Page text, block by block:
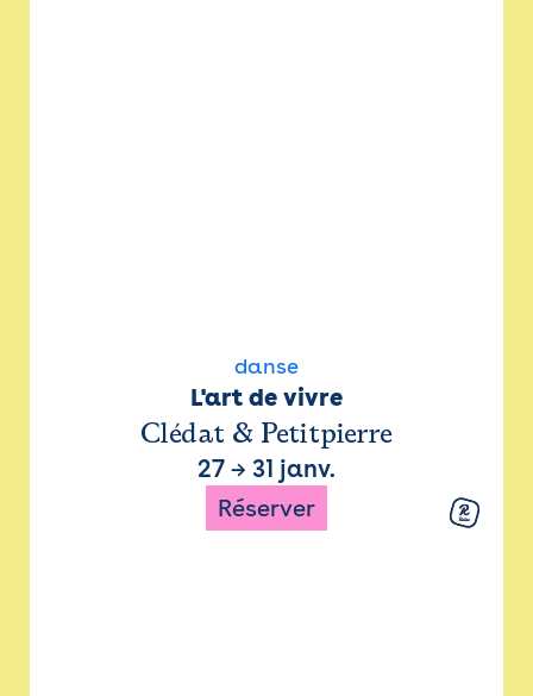
danse
L'art de vivre
Clédat & Petitpierre
27 → 31 janv.
Réserver